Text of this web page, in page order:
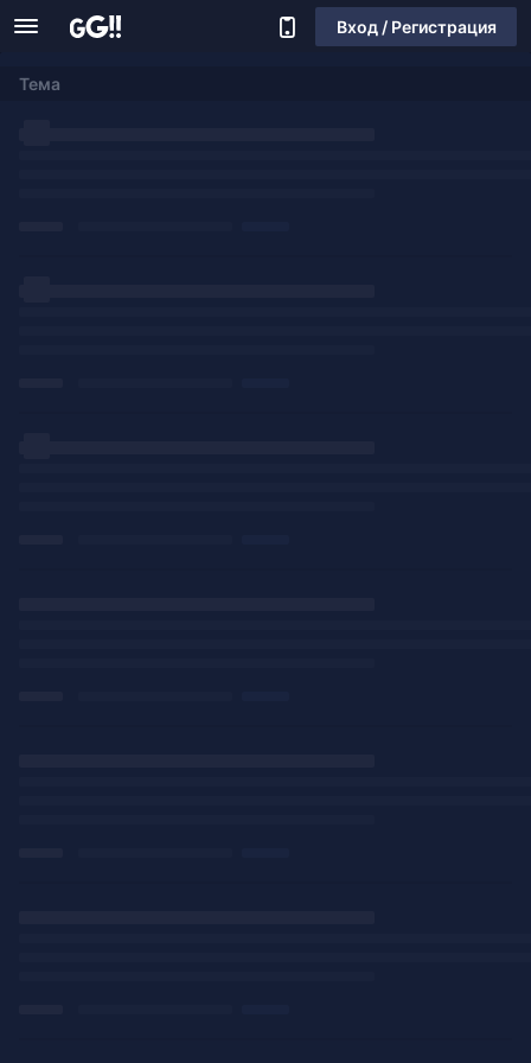
Вход / Регистрация
Тема